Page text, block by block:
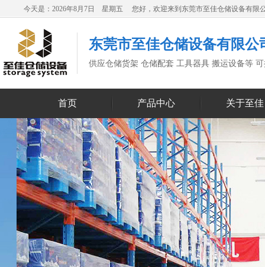
今天是：2026年8月7日 星期五 您好，欢迎来到东莞市至佳仓储设备有限
东莞市至佳仓储设备有限公
供应仓储货架 仓储配套 工具器具 搬运设备等
首页 产品中心 关于至佳